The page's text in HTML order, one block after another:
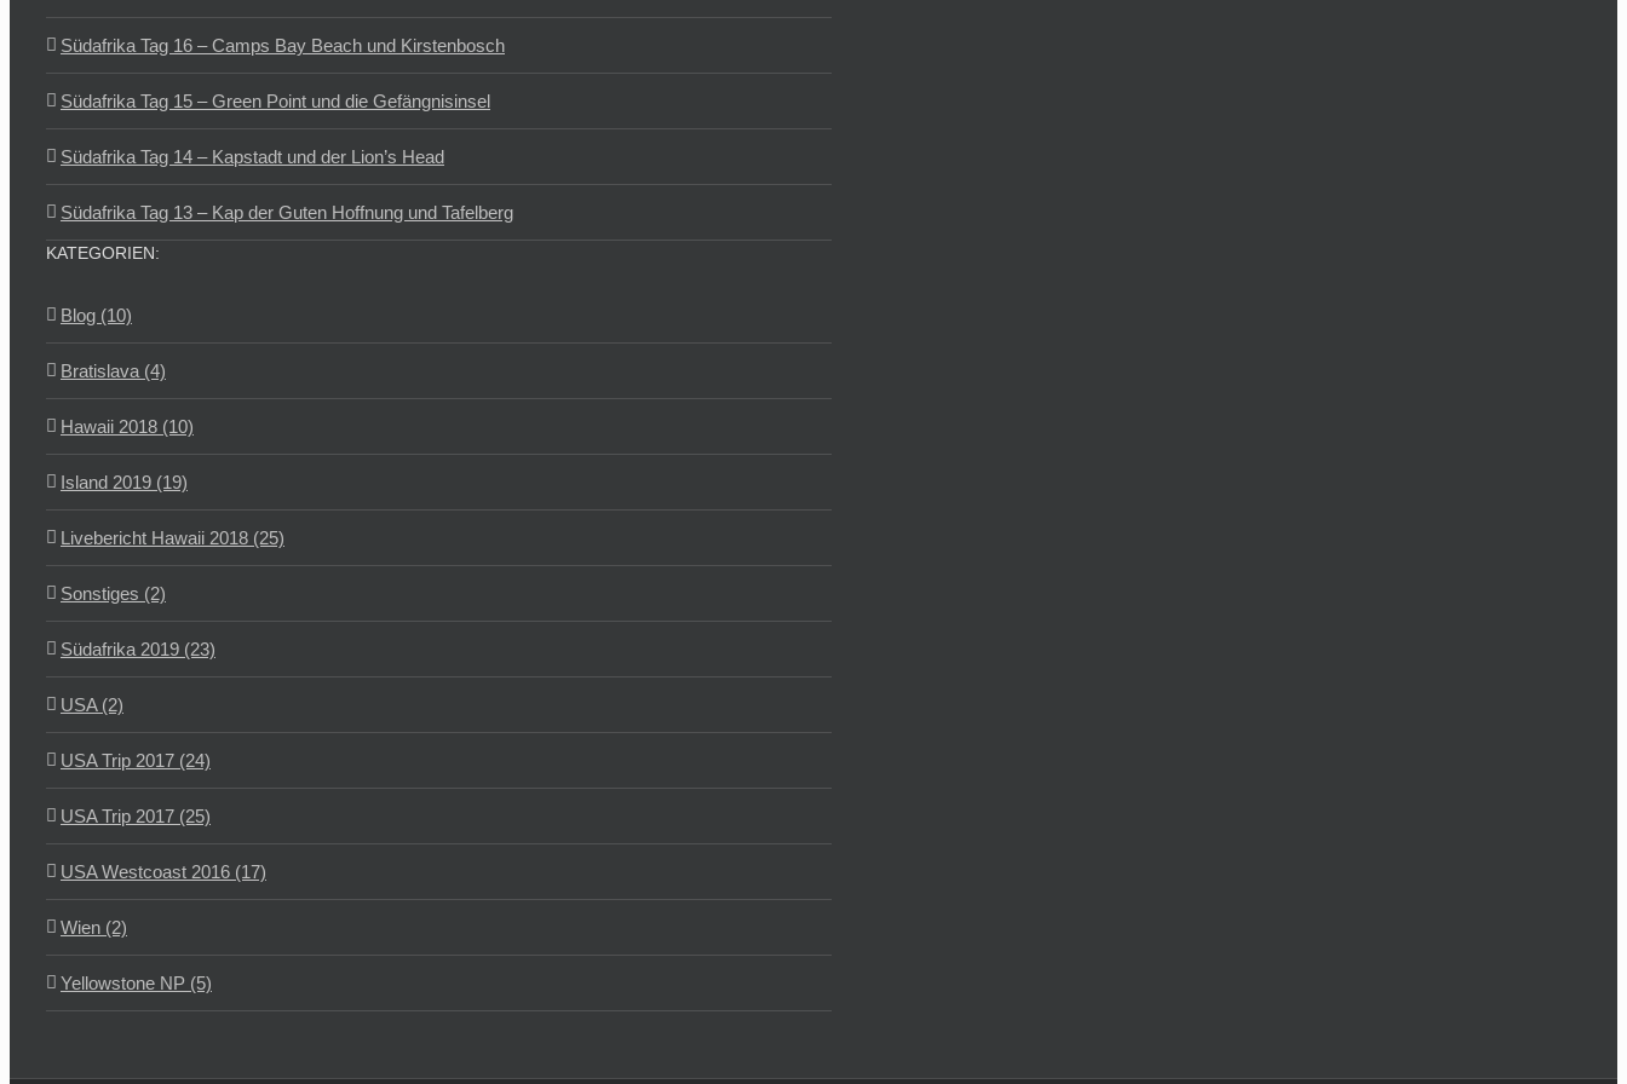
Südafrika Tag 16 – Camps Bay Beach und Kirstenbosch
Südafrika Tag 15 – Green Point und die Gefängnisinsel
Südafrika Tag 14 – Kapstadt und der Lion’s Head
Südafrika Tag 13 – Kap der Guten Hoffnung und Tafelberg
KATEGORIEN:
Blog (10)
Bratislava (4)
Hawaii 2018 (10)
Island 2019 (19)
Livebericht Hawaii 2018 (25)
Sonstiges (2)
Südafrika 2019 (23)
USA (2)
USA Trip 2017 (24)
USA Trip 2017 (25)
USA Westcoast 2016 (17)
Wien (2)
Yellowstone NP (5)